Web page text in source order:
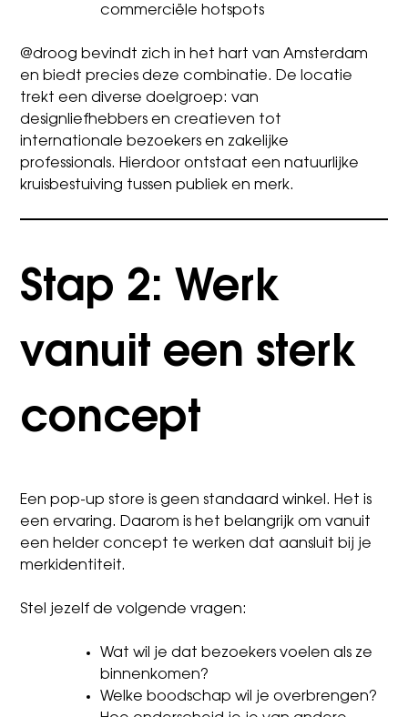
commerciële hotspots
@droog bevindt zich in het hart van Amsterdam
en biedt precies deze combinatie. De locatie
trekt een diverse doelgroep: van
designliefhebbers en creatieven tot
internationale bezoekers en zakelijke
professionals. Hierdoor ontstaat een natuurlijke
kruisbestuiving tussen publiek en merk.
Stap 2: Werk
vanuit een sterk
concept
Een pop-up store is geen standaard winkel. Het is
een ervaring. Daarom is het belangrijk om vanuit
een helder concept te werken dat aansluit bij je
merkidentiteit.
Stel jezelf de volgende vragen:
Wat wil je dat bezoekers voelen als ze
binnenkomen?
Welke boodschap wil je overbrengen?